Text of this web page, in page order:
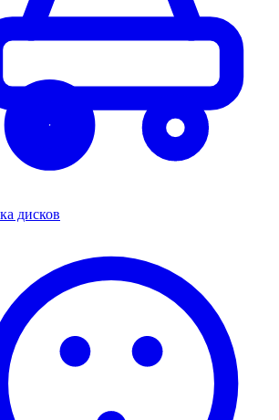
дисков